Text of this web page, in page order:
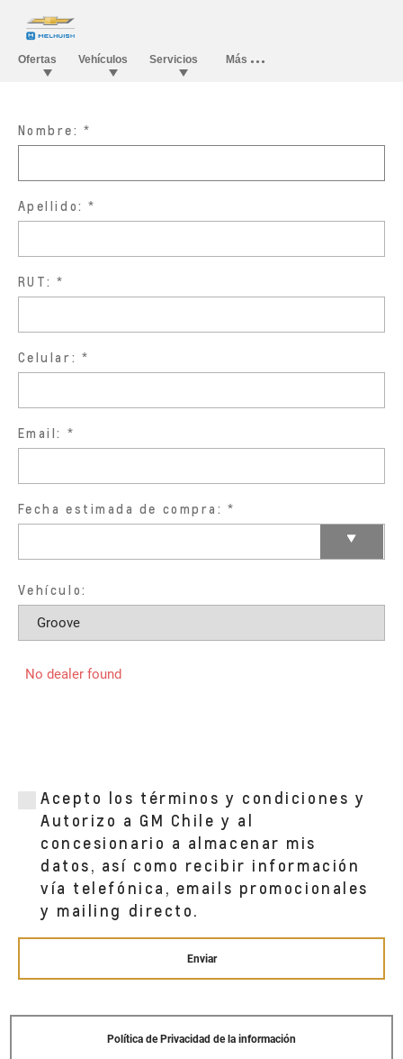
Nombre:
Apellido:
RUT:
Celular:
Email:
Fecha estimada de compra:
Vehículo:
No dealer found
Acepto los términos y condiciones y
Autorizo a GM Chile y al
concesionario a almacenar mis
datos, así como recibir información
vía telefónica, emails promocionales
y mailing directo.
Enviar
Política de Privacidad de la información